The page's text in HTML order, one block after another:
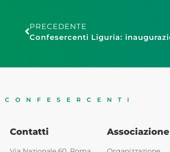
PRECEDENTE
CONFESERCENTI
Contatti Associazione